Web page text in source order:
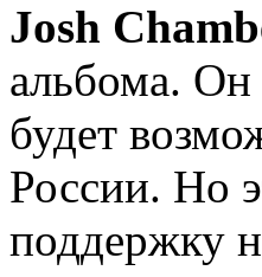
Josh
альбома. Он
будет
России. Но
поддержку